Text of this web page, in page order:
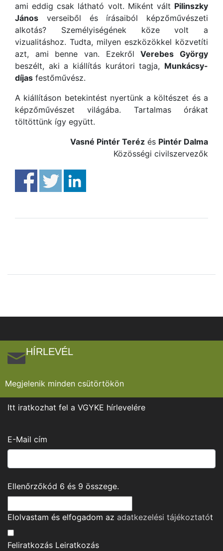
ami eddig csak látható volt. Miként vált Pilinszky
János verseiből és írásaiból képzőművészeti
alkotás? Személyiségének köze volt a
vizualitáshoz. Tudta, milyen eszközökkel közvetíti
azt, ami benne van. EzekrőlVerebes György
beszélt, aki a kiállítás kurátori tagja, Munkácsy-
díjas festőművész.
A kiállításon betekintést nyertünk a költészet és a
képzőművészet világába. Tartalmas órákat
töltöttünk így együtt.
Vasné Pintér Teréz és Pintér Dalma
Közösségi civilszervezők
HÍRLEVÉL
Megjelenik minden csütörtökön
Itt iratkozhat fel a VGYKE hírlevelére
E-Mail cím
Ellenőrzőkód 6 és 9 összege.
Elolvastam és elfogadom az adatkezelési tájékoztatót
Feliratkozás Leiratkozás